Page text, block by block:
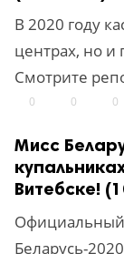
В 2020 году
центрах, но и
Смотрите
0 0 0
Мисс
Витебске!
Официальный
Беларусь-